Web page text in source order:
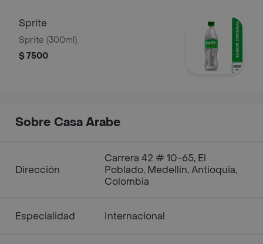
Sprite
Sprite (300ml).
$ 7500
Sobre Casa Arabe
Dirección
Carrera 42 # 10-65, El
Poblado, Medellín, Antioquia,
Colombia
Especialidad Internacional